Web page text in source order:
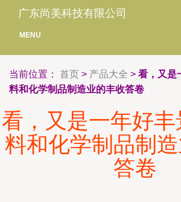
广东尚美科技有限公司
MENU
当前位置： 首页 > 产品大全 > 看，又是
料和化学制品制造业的丰收答卷
看，又是一年好
料和化学制品制
答卷